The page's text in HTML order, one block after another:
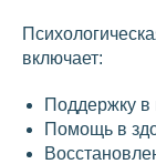
включает:
Поддержку в
Помощь в